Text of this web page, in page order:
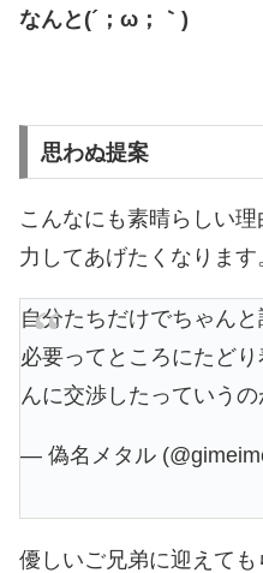
なんと(´；ω；｀)
思わぬ提案
こんなにも素晴らしい
力してあげたくなります
自分たちだけでちゃん
必要ってところにたどり
んに交渉したっていうの
— 偽名メタル
優しいご兄弟に迎えて